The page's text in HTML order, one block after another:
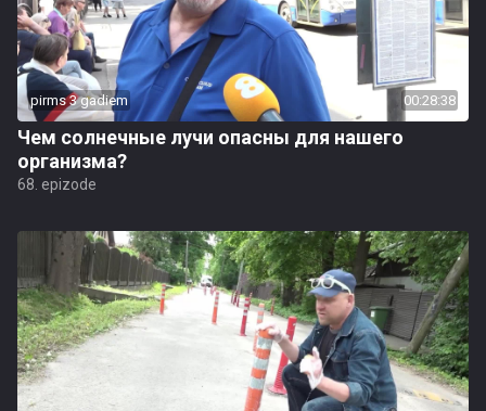
pirms 3 gadiem 00:28:38
Чем солнечные лучи опасны для нашего
организма?
68. epizode